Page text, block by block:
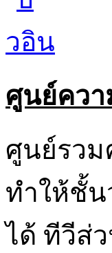
ศูนย์ควา
ศูนย์รวม
ทำให้ชั้น
ได้ ทีวีส่